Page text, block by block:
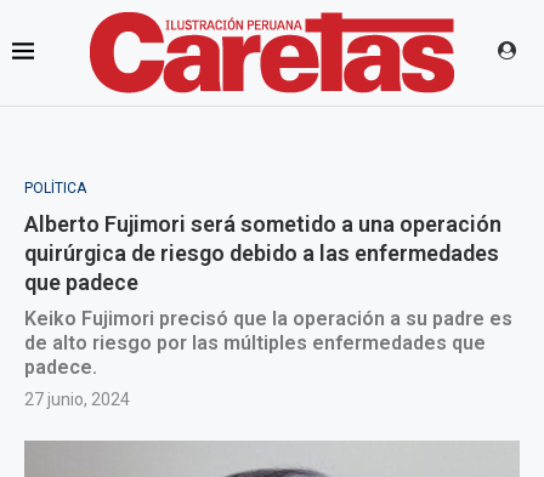
POLÍTICA
Alberto Fujimori será sometido a una operación
quirúrgica de riesgo debido a las enfermedades
que padece
Keiko Fujimori precisó que la operación a su padre es
de alto riesgo por las múltiples enfermedades que
padece.
27 junio, 2024